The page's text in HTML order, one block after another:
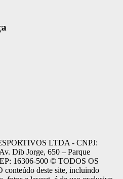
LTDA - CNPJ:
Dib Jorge, 650 – Parque
16306-500 ©️ TODOS OS
deste site, incluindo